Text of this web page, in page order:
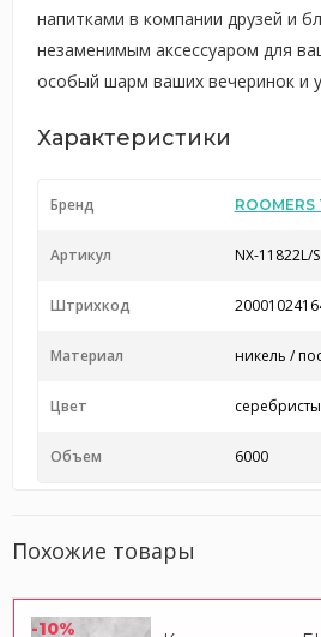
напитками в компании друзей и
незаменимым аксессуаром для
особый шарм ваших вечеринок и
Характеристики
Бренд ROOMERS
Артикул NX-11822L/S
Штрихкод
Материал никель /
Цвет
Объем 6000
Похожие товары
-10%